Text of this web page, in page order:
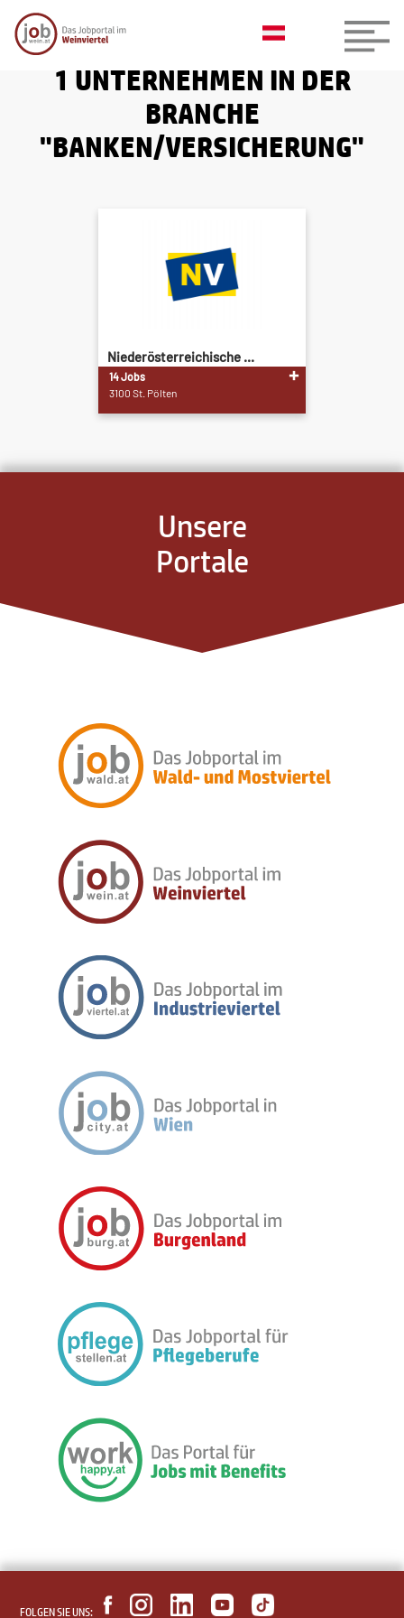
1 UNTERNEHMEN IN DER
BRANCHE
"BANKEN/VERSICHERUNG"
Niederösterreichische ...
14 Jobs
3100 St. Pölten
Unsere
Portale
FOLGEN SIE UNS: